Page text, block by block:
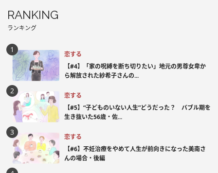
RANKING
ランキング
恋する
【#4】「家の呪縛を断ち切りたい」地元の男尊女卑か
ら解放された紗希子さんの...
恋する
【#5】“子どものいない人生”どうだった？ バブル期を
生き抜いた56歳・佐...
恋する
【#6】不妊治療をやめて人生が前向きになった美南さ
んの場合・後編